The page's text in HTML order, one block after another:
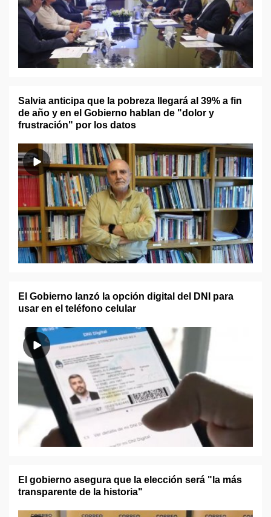
Salvia anticipa que la pobreza llegará al 39% a fin
de año y en el Gobierno hablan de "dolor y
frustración" por los datos
El Gobierno lanzó la opción digital del DNI para
usar en el teléfono celular
El gobierno asegura que la elección será "la más
transparente de la historia"